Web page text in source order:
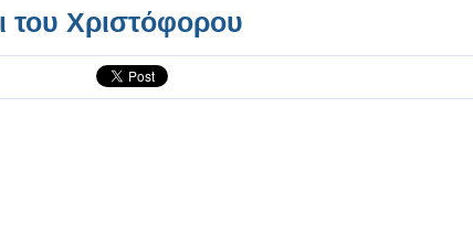
του Χριστόφορου